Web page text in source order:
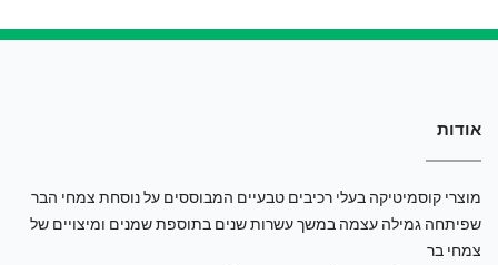
אודות
מוצרי קוסמיטיקה בעלי רכיבים טבעיים המבוססים על נוסחת צמחי הבר
שפיתחה גמילה עצמה במשך עשרות שנים בתוספת שמנים ומיצויים של
צמחי בר